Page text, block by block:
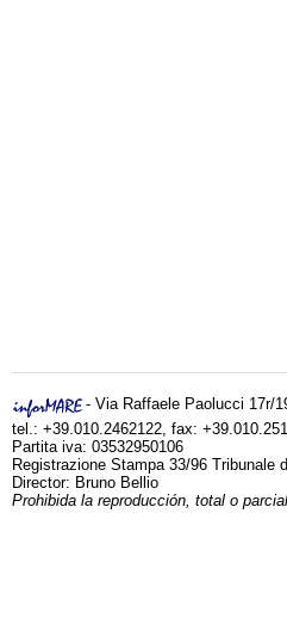
- Via Raffaele Paolucci 17r/
tel.: +39.010.2462122, fax:
Partita iva: 03532950106
Registrazione Stampa 33/96 Tribunale
Director: Bruno Bellio
Prohibida la reproducción, total o